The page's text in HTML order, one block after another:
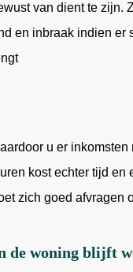
van dient te zijn.
en inbraak indien
u er
kost echter tijd
zich goed afvragen
de woning blijft